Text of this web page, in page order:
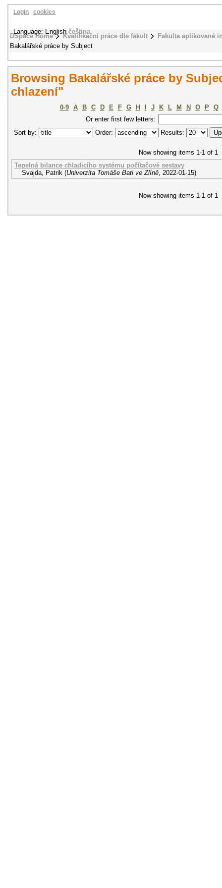
DSpace Home Kvalifikační práce dle fakult
Fakulta aplikované
Bakalářské práce by Subject
Login cookies
Language: Englishčeština
Browsing Bakalářské práce by
chlazení"
0-9 A B C D E F G H J K L M N O P
Q
Or enter first few letters:
Sort by:
Order: Results:
Now showing items 1-1 of 1
Tepelná bilance chladicího systému počítačové sestavy
Svajda, Patrik (Univerzita Tomáše Bati ve Zlíně, 2022-01-15)
Now showing items 1-1 of 1